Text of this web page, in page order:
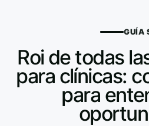
GUÍA
Roi de todas
para clínicas:
para